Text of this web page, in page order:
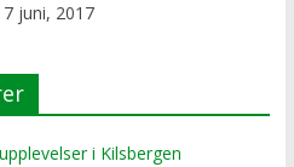
7 juni, 2017
i Kilsbergen